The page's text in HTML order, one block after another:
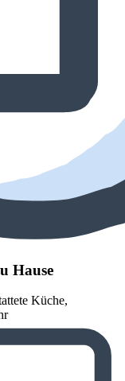
Hause
Küche,